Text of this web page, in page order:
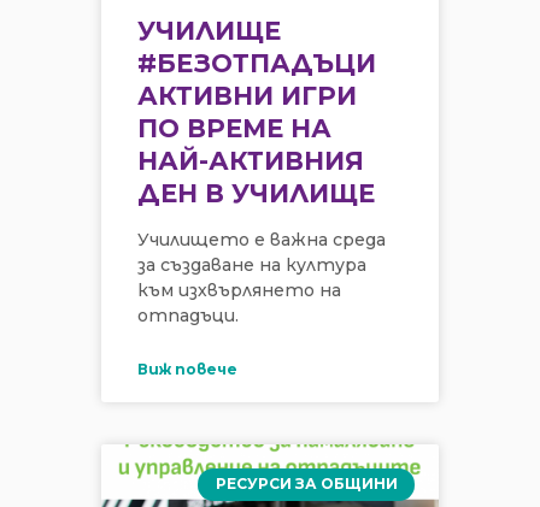
УЧИЛИЩЕ
#БЕЗОТПАДЪЦИ
АКТИВНИ ИГРИ
ПО ВРЕМЕ НА
НАЙ-АКТИВНИЯ
ДЕН В УЧИЛИЩЕ
Училището е важна среда
за създаване на култура
към изхвърлянето на
отпадъци.
Виж повече
РЕСУРСИ ЗА ОБЩИНИ